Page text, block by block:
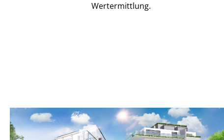
Wertermittlung.